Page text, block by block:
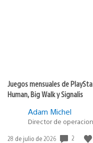
Juegos mensuales de
Human, Big Walk y Signalis
Adam Michel
Director de
Fecha
28 de julio de 2026 2